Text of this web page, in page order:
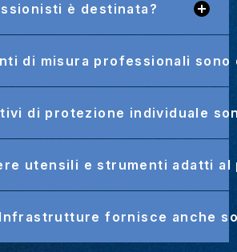
è destinata?
di misura professionali sono
di protezione individuale
utensili e strumenti adatti
fornisce anche